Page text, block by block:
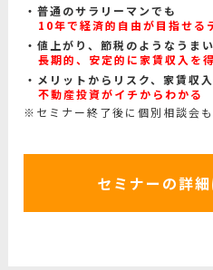
普通のサラリーマンでも
10年で経済的自由が目指せる
値上がり、節税のようなうま
長期的、安定的に家賃収入を
メリットからリスク、家賃収
不動産投資がイチからわかる
※セミナー終了後に個別相談会も
セミナーの詳